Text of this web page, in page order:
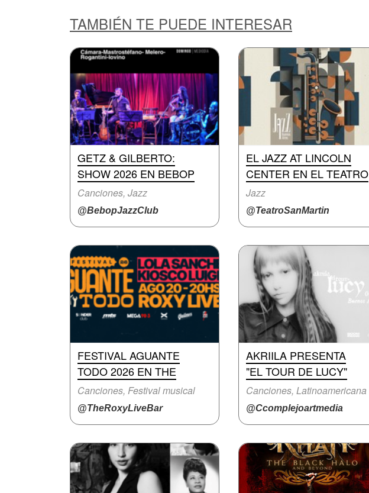
TAMBIÉN TE PUEDE INTERESAR
GETZ & GILBERTO:
SHOW 2026 EN BEBOP
Canciones, Jazz
@BebopJazzClub
EL JAZZ AT LINCOLN
CENTER EN EL TEATRO
Jazz
@TeatroSanMartin
FESTIVAL AGUANTE
TODO 2026 EN THE
Canciones, Festival musical
@TheRoxyLiveBar
AKRIILA PRESENTA
"EL TOUR DE LUCY"
Canciones, Latinoamericana
@Ccomplejoartmedia